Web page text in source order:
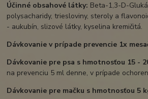
Účinné obsahové látky: Beta-1,3-D-
polysacharidy, triesloviny, steroly a
- aukubín, slizové látky, kyselina kremičitá.
Dávkovanie v prípade prevencie 1x
Dávkovanie pre psa s hmotnosťou 15 -
na prevenciu 5 ml denne, v prípade
Dávkovanie pre mačku s hmotnosťou 5